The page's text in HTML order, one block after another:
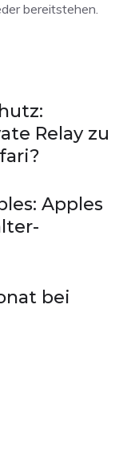
bereitstehen.
Relay zu
Apples
bei